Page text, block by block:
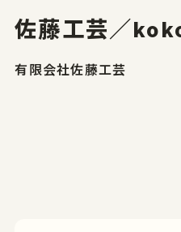
ホーム
佐藤工芸／
有限会社佐藤工芸